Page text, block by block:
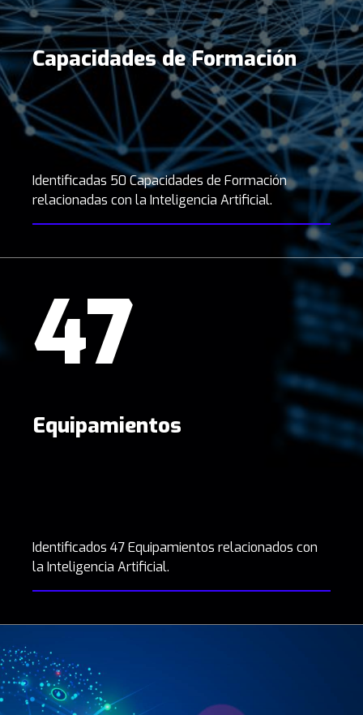
Capacidades de Formación
Identificadas 50 Capacidades de Formación
relacionadas con la Inteligencia Artificial.
47
Equipamientos
Identificados 47 Equipamientos relacionados con
la Inteligencia Artificial.